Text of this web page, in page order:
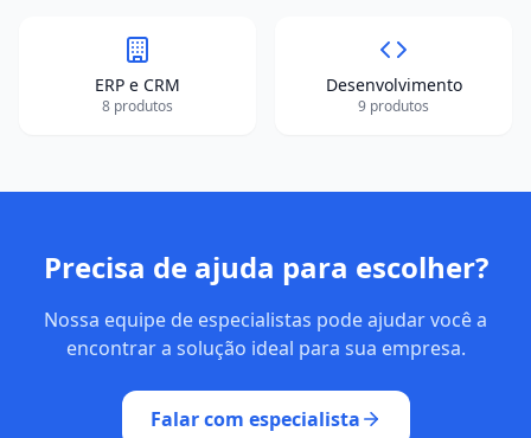
ERP e CRM
8 produtos
Desenvolvimento
9 produtos
Precisa de ajuda para escolher?
Nossa equipe de especialistas pode ajudar você a
encontrar a solução ideal para sua empresa.
Falar com especialista